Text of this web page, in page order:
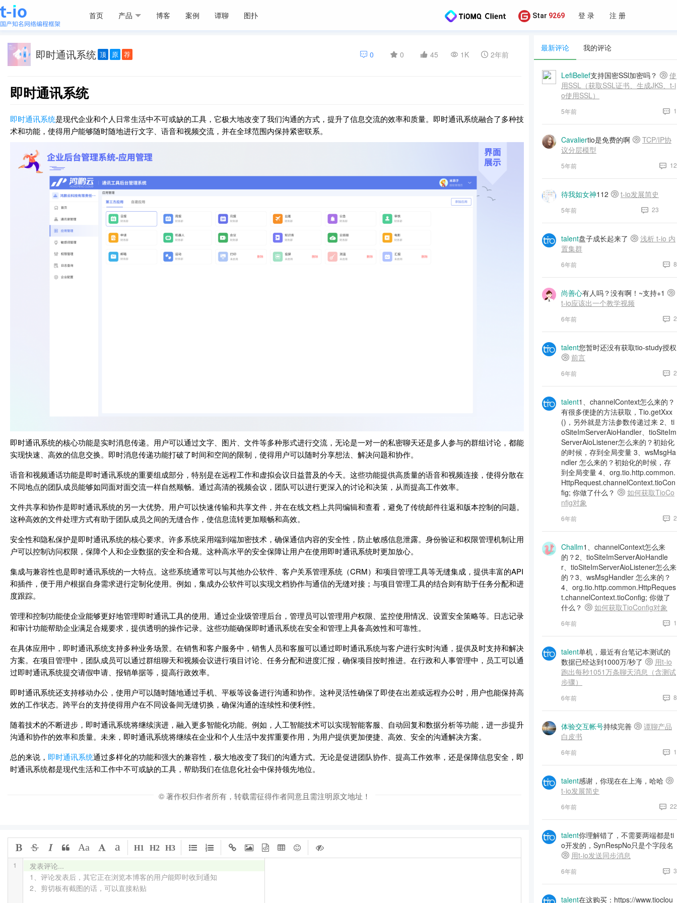
首页 产品 博客 案例 谭聊 图扑 Star 9269 登 录 注 册
即时通讯系统 顶 原 荐 0 0 45 1K 2年前
即时通讯系统
即时通讯系统是现代企业和个人日常生活中不可或缺的工具，它极大地改变了我们沟通的方式，提升了信息交流的效率和质量。即时通讯系统融合了多种技
术和功能，使得用户能够随时随地进行文字、语音和视频交流，并在全球范围内保持紧密联系。
即时通讯系统的核心功能是实时消息传递。用户可以通过文字、图片、文件等多种形式进行交流，无论是一对一的私密聊天还是多人参与的群组讨论，都能
实现快速、高效的信息交换。即时消息传递功能打破了时间和空间的限制，使得用户可以随时分享想法、解决问题和协作。
语音和视频通话功能是即时通讯系统的重要组成部分，特别是在远程工作和虚拟会议日益普及的今天。这些功能提供高质量的语音和视频连接，使得分散在
不同地点的团队成员能够如同面对面交流一样自然顺畅。通过高清的视频会议，团队可以进行更深入的讨论和决策，从而提高工作效率。
文件共享和协作是即时通讯系统的另一大优势。用户可以快速传输和共享文件，并在在线文档上共同编辑和查看，避免了传统邮件往返和版本控制的问题。
这种高效的文件处理方式有助于团队成员之间的无缝合作，使信息流转更加顺畅和高效。
安全性和隐私保护是即时通讯系统的核心要求。许多系统采用端到端加密技术，确保通信内容的安全性，防止敏感信息泄露。身份验证和权限管理机制让用
户可以控制访问权限，保障个人和企业数据的安全和合规。这种高水平的安全保障让用户在使用即时通讯系统时更加放心。
集成与兼容性也是即时通讯系统的一大特点。这些系统通常可以与其他办公软件、客户关系管理系统（CRM）和项目管理工具等无缝集成，提供丰富的API
和插件，便于用户根据自身需求进行定制化使用。例如，集成办公软件可以实现文档协作与通信的无缝对接；与项目管理工具的结合则有助于任务分配和进
度跟踪。
管理和控制功能使企业能够更好地管理即时通讯工具的使用。通过企业级管理后台，管理员可以管理用户权限、监控使用情况、设置安全策略等。日志记录
和审计功能帮助企业满足合规要求，提供透明的操作记录。这些功能确保即时通讯系统在安全和管理上具备高效性和可靠性。
在具体应用中，即时通讯系统支持多种业务场景。在销售和客户服务中，销售人员和客服可以通过即时通讯系统与客户进行实时沟通，提供及时支持和解决
方案。在项目管理中，团队成员可以通过群组聊天和视频会议进行项目讨论、任务分配和进度汇报，确保项目按时推进。在行政和人事管理中，员工可以通
过即时通讯系统提交请假申请、报销单据等，提高行政效率。
即时通讯系统还支持移动办公，使用户可以随时随地通过手机、平板等设备进行沟通和协作。这种灵活性确保了即使在出差或远程办公时，用户也能保持高
效的工作状态。跨平台的支持使得用户在不同设备间无缝切换，确保沟通的连续性和便利性。
随着技术的不断进步，即时通讯系统将继续演进，融入更多智能化功能。例如，人工智能技术可以实现智能客服、自动回复和数据分析等功能，进一步提升
沟通和协作的效率和质量。未来，即时通讯系统将继续在企业和个人生活中发挥重要作用，为用户提供更加便捷、高效、安全的沟通解决方案。
总的来说， 即时通讯系统通过多样化的功能和强大的兼容性，极大地改变了我们的沟通方式。无论是促进团队协作、提高工作效率，还是保障信息安全，即
时通讯系统都是现代生活和工作中不可或缺的工具，帮助我们在信息化社会中保持领先地位。
© 著作权归作者所有，转载需征得作者同意且需注明原文地址！
发表评论...
1、评论发表后，其它正在浏览本博客的用户能即时收到通知
2、剪切板有截图的话，可以直接粘贴
1
Aa a H1 H2 H3
最新评论 我的评论
LefiBelief支持国密SSl加密吗？
使
用SSL（获取SSL证书、生成JKS、t-i
o使用SSL）
5年前 1
Cavaliertio是免费的啊
TCP/IP协
议分层模型
5年前 12
待我如女神112 t-io发展简史
5年前 23
talent盘子成长起来了
浅析 t-io 内
置集群
6年前 8
尚善心有人吗？没有啊！~支持+1
t-io应该出一个教学视频
6年前 2
talent您暂时还没有获取tio-study授权
前言
6年前 2
talent1、channelContext怎么来的？
有很多便捷的方法获取，Tio.getXxx
()，另外就是方法参数传递过来 2、ti
oSiteImServerAioHandler、tioSiteIm
ServerAioListener怎么来的？初始化
的时候，存到全局变量 3、wsMsgHa
ndler 怎么来的？初始化的时候，存
到全局变量 4、org.tio.http.common.
HttpRequest.channelContext.tioCon
fig; 你做了什么？
如何获取TioCo
nfig对象
6年前 2
Challm1、channelContext怎么来
的？2、tioSiteImServerAioHandle
r、tioSiteImServerAioListener怎么来
的？3、wsMsgHandler 怎么来的？
4、org.tio.http.common.HttpReques
t.channelContext.tioConfig; 你做了
什么？
如何获取TioConfig对象
6年前 1
talent单机，最近有台笔记本测试的
数据已经达到1000万/秒了
用t-io
跑出每秒1051万条聊天消息（含测试
步骤）
6年前 8
体验交互帐号持续完善
谭聊产品
白皮书
6年前 1
talent感谢，你现在在上海，哈哈
t-io发展简史
6年前 22
talent你理解错了，不需要两端都是ti
o开发的，SynRespNo只是个字段名
用t-io发送同步消息
6年前 3
talent在这购买：https://www.tioclou